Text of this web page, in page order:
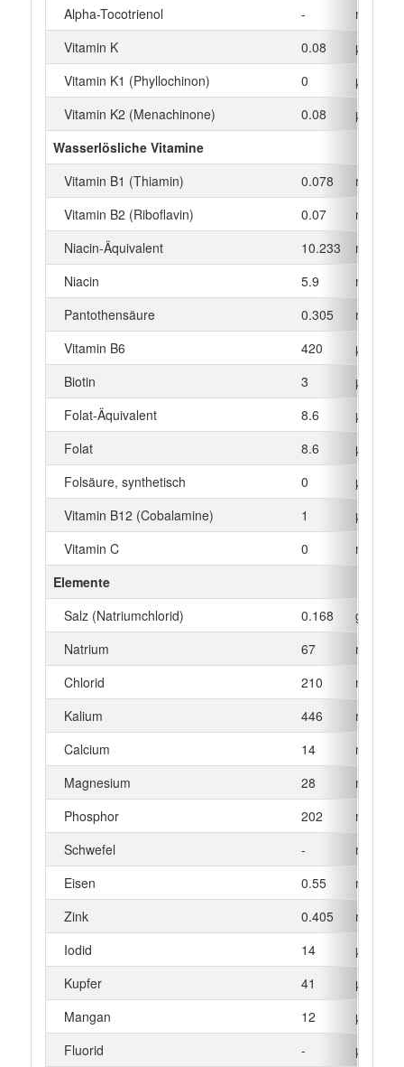
Alpha-Tocotrienol
-
mg
Vitamin K
0.08
µg
Vitamin K1 (Phyllochinon)
0
µg
Vitamin K2 (Menachinone)
0.08
µg
Wasserlösliche Vitamine
Vitamin B1 (Thiamin)
0.078
mg
Vitamin B2 (Riboflavin)
0.07
mg
Niacin-Äquivalent
10.233
mg
Niacin
5.9
mg
Pantothensäure
0.305
mg
Vitamin B6
420
µg
Biotin
3
µg
Folat-Äquivalent
8.6
µg
Folat
8.6
µg
Folsäure, synthetisch
0
µg
Vitamin B12 (Cobalamine)
1
µg
Vitamin C
0
mg
Elemente
Salz (Natriumchlorid)
0.168
g
Natrium
67
mg
Chlorid
210
mg
Kalium
446
mg
Calcium
14
mg
Magnesium
28
mg
Phosphor
202
mg
Schwefel
-
mg
Eisen
0.55
mg
Zink
0.405
mg
Iodid
14
µg
Kupfer
41
µg
Mangan
12
µg
Fluorid
- µg